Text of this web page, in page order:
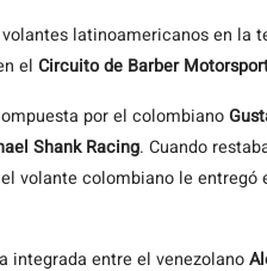
latinoamericanos en la
el Circuito de Barber
por el colombiano
Shank Racing. Cuando
volante colombiano le entregó
integrada entre el venezolano